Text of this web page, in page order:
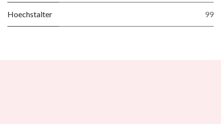
Hoechstalter 99